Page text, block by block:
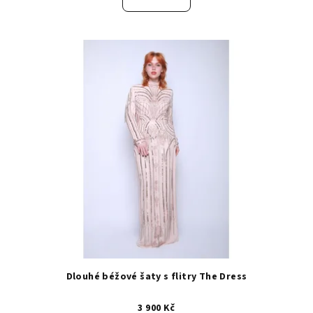
Dlouhé béžové šaty s flitry The Dress
3 900 Kč